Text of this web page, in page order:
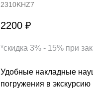
2310KHZ7
2200 ₽
*скидка 3% - 15% при
Удобные накладные
погружения в экскурсию